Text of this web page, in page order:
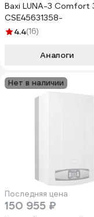
Baxi LUNA-3 Comfort
CSE45631358-
4.4(16)
Аналоги
Нет в наличии
Последняя цена
150 955 ₽